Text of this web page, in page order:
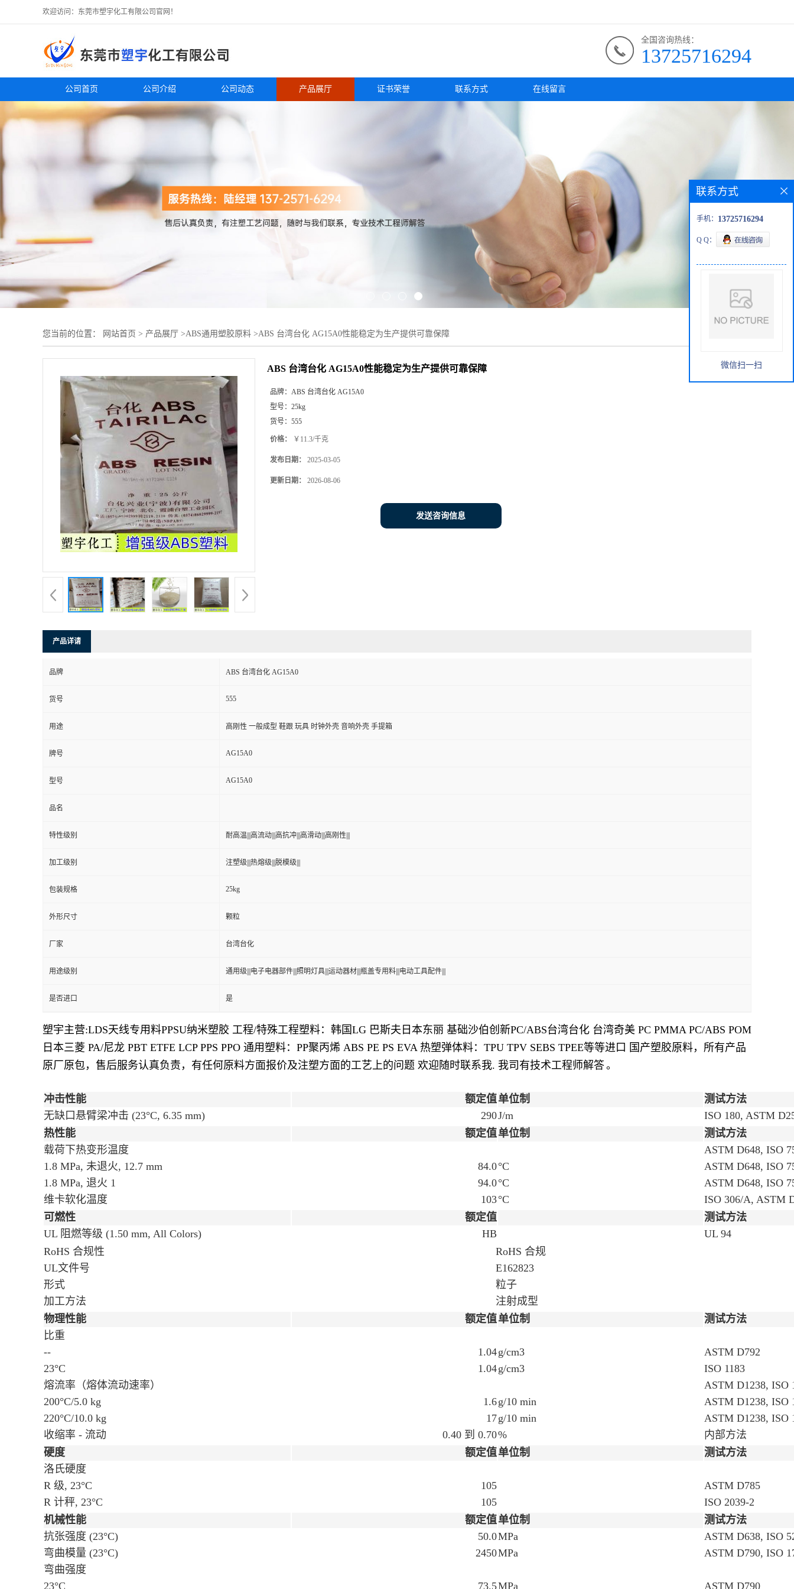
欢迎访问：东莞市塑宇化工有限公司官网！
全国咨询热线：
13725716294
公司首页 公司介绍 公司动态 产品展厅 证书荣誉 联系方式 在线留言
您当前的位置： 网站首页 > 产品展厅 >ABS通用塑胶原料 >ABS 台湾台化 AG15A0性能稳定为生产提供可靠保障
ABS 台湾台化 AG15A0性能稳定为生产提供可靠保障
品牌： ABS 台湾台化 AG15A0
型号： 25kg
货号： 555
价格： ￥11.3/千克
发布日期： 2025-03-05
更新日期： 2026-08-06
发送咨询信息
产品详请
品牌 ABS 台湾台化 AG15A0
货号 555
用途 高刚性 一般成型 鞋跟 玩具 时钟外壳 音响外壳 手提箱
牌号 AG15A0
型号 AG15A0
品名
特性级别 耐高温|||高流动|||高抗冲|||高滑动|||高刚性|||
加工级别 注塑级|||热熔级|||脱模级|||
包装规格 25kg
外形尺寸 颗粒
厂家 台湾台化
用途级别 通用级|||电子电器部件|||照明灯具|||运动器材|||瓶盖专用料|||电动工具配件|||
是否进口 是
塑宇主营:LDS天线专用料PPSU纳米塑胶 工程/特殊工程塑料：韩国LG 巴斯夫日本东丽 基础沙伯创新PC/ABS台湾台化 台湾奇美 PC PMMA PC/ABS POM
日本三菱 PA/尼龙 PBT ETFE LCP PPS PPO 通用塑料： PP聚丙烯 ABS PE PS EVA 热塑弹体料： TPU TPV SEBS TPEE等等进口 国产塑胶原料，所有产品
原厂原包，售后服务认真负责，有任何原料方面报价及注塑方面的工艺上的问题 欢迎随时联系我. 我司有技术工程师解答。
冲击性能 额定值单位制
测试方法
无缺口悬臂梁冲击 (23°C, 6.35 mm) 290J/m
ISO 180, ASTM
热性能
额定值单位制
测试方法
载荷下热变形温度
ASTM D648, ISO
1.8 MPa, 未退火, 12.7 mm
84.0°C
ASTM D648, ISO
1.8 MPa, 退火 1 94.0°C
ASTM D648, ISO
维卡软化温度
103°C
ISO 306/A, ASTM
可燃性
额定值
测试方法
UL 阻燃等级 (1.50 mm, All Colors) HB
UL 94
RoHS 合规性
RoHS 合规
UL文件号
E162823
形式
粒子
加工方法
注射成型
物理性能
额定值单位制
测试方法
比重
--
1.04g/cm3
ASTM D792
23°C
1.04g/cm3
ISO 1183
熔流率（熔体流动速率）
ASTM D1238, ISO
200°C/5.0 kg
1.6g/10 min
ASTM D1238, ISO
220°C/10.0 kg
17g/10 min
ASTM D1238, ISO
收缩率 - 流动
0.40 到 0.70%
内部方法
硬度
额定值单位制
测试方法
洛氏硬度
R 级, 23°C
105
ASTM D785
R 计秤, 23°C
105
ISO 2039-2
机械性能
额定值单位制
测试方法
抗张强度 (23°C) 50.0MPa
ASTM D638, ISO
弯曲模量 (23°C) 2450MPa
ASTM D790, ISO
弯曲强度
23°C
73.5MPa ASTM D790
联系方式
手机： 13725716294
Q Q：
微信扫一扫